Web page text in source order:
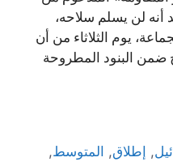
لن يسلم سلاحه،
يوم الثلاثاء من أن
ضمن البنود المطروحة
, إطلاق, المتوسط,